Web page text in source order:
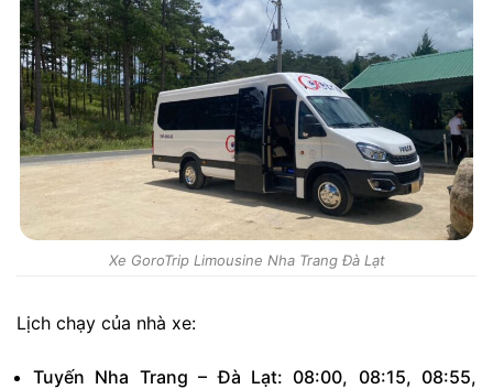
Xe GoroTrip Limousine Nha Trang Đà Lạt
Lịch chạy của nhà xe:
Tuyến Nha Trang – Đà Lạt: 08:00, 08:15, 08:55,